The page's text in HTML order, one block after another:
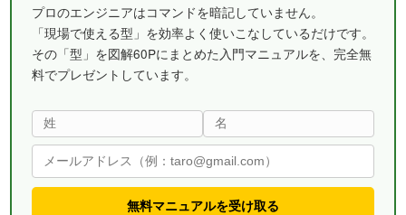
プロのエンジニアはコマンドを暗記していません。
「現場で使える型」を効率よく使いこなしているだけです。
その「型」を図解60Pにまとめた入門マニュアルを、完全無
料でプレゼントしています。
無料マニュアルを受け取る